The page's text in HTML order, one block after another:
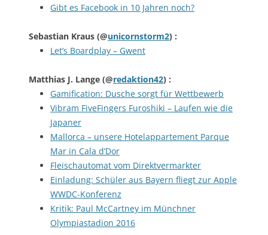
Gibt es Facebook in 10 Jahren noch?
Sebastian Kraus (@unicornstorm2) :
Let’s Boardplay – Gwent
Matthias J. Lange (@redaktion42) :
Gamification: Dusche sorgt für Wettbewerb
Vibram FiveFingers Furoshiki – Laufen wie die
Japaner
Mallorca – unsere Hotelappartement Parque
Mar in Cala d’Dor
Fleischautomat vom Direktvermarkter
Einladung: Schüler aus Bayern fliegt zur Apple
WWDC-Konferenz
Kritik: Paul McCartney im Münchner
Olympiastadion 2016